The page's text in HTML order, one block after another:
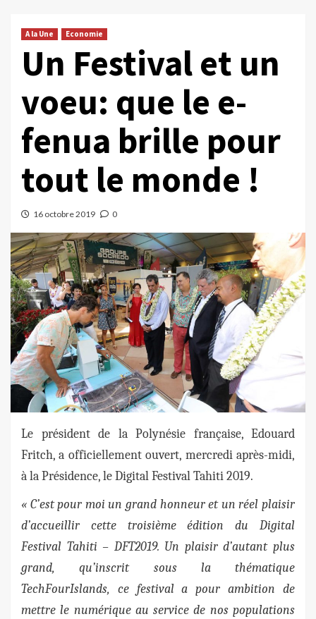
A la Une Economie
Un Festival et un
voeu: que le e-
fenua brille pour
tout le monde !
16 octobre 2019 0
Le président de la Polynésie française, Edouard
Fritch, a officiellement ouvert, mercredi après-midi,
à la Présidence, le Digital Festival Tahiti 2019.
« C’est pour moi un grand honneur et un réel plaisir
d’accueillir cette troisième édition du Digital
Festival Tahiti – DFT2019. Un plaisir d’autant plus
grand, qu’inscrit sous la thématique
TechFourIslands, ce festival a pour ambition de
mettre le numérique au service de nos populations